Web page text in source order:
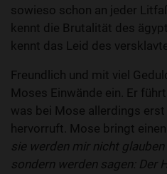
sowieso schon an jeder
kennt die Brutalität des
kennt das Leid des
Freundlich und mit viel
Moses Einwände ein. Er
was bei Mose allerdings
hervorruft. Mose bringt
sie werden mir nicht
sondern werden sagen: Der